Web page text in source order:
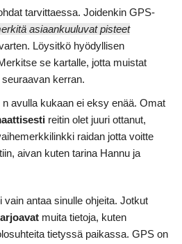
tarvittaessa. Joidenkin GPS-
asiaankuuluvat pisteet
Löysitkö hyödyllisen
se kartalle, jotta muistat
kerran.
avulla kukaan ei eksy enää. Omat
reitin olet juuri ottanut,
raidan jotta voitte
aivan kuten tarina Hannu ja
vain antaa sinulle ohjeita. Jotkut
muita tietoja, kuten
tietyssä paikassa. GPS on